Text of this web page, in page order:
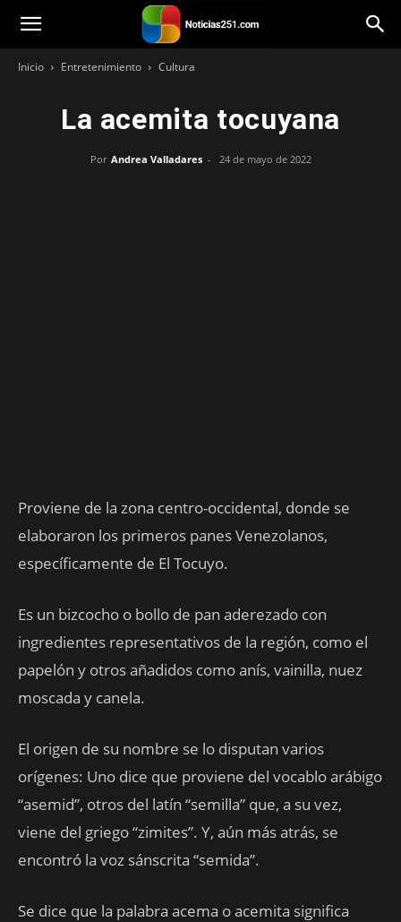
Noticias251
Inicio Entretenimiento Cultura
La acemita tocuyana
Por Andrea Valladares - 24 de mayo de 2022
Proviene de la zona centro-occidental, donde se
elaboraron los primeros panes Venezolanos,
específicamente de El Tocuyo.
Es un bizcocho o bollo de pan aderezado con
ingredientes representativos de la región, como el
papelón y otros añadidos como anís, vainilla, nuez
moscada y canela.
El origen de su nombre se lo disputan varios
orígenes: Uno dice que proviene del vocablo arábigo
“asemid”, otros del latín “semilla” que, a su vez,
viene del griego “zimites”. Y, aún más atrás, se
encontró la voz sánscrita “semida”.
Se dice que la palabra acema o acemita significa